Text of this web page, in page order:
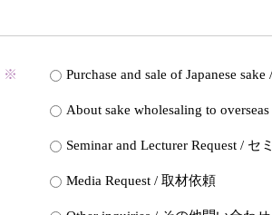
※ Purchase and sale of Japanese
About sake wholesaling to
Seminar and Lecturer Request / セ
Media Request / 取材依頼